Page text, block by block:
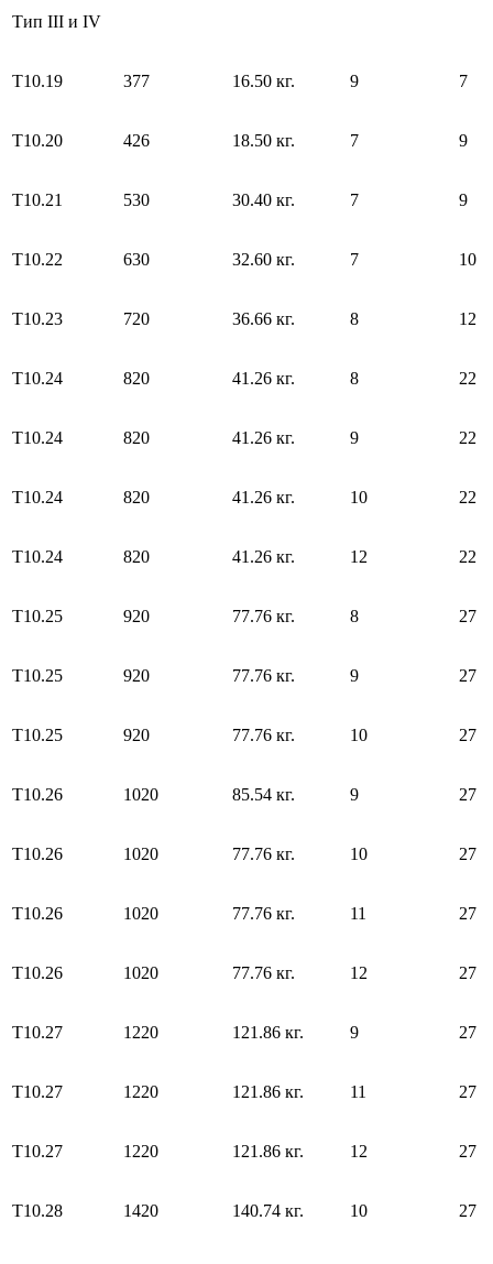
Тип III и IV
Т10.19 377 16.50 кг. 9 7
Т10.20 426 18.50 кг. 7 9
Т10.21 530 30.40 кг. 7 9
Т10.22 630 32.60 кг. 7 10
Т10.23 720 36.66 кг. 8 12
Т10.24 820 41.26 кг. 8 22
Т10.24 820 41.26 кг. 9 22
Т10.24 820 41.26 кг. 10 22
Т10.24 820 41.26 кг. 12 22
Т10.25 920 77.76 кг. 8 27
Т10.25 920 77.76 кг. 9 27
Т10.25 920 77.76 кг. 10 27
Т10.26 1020 85.54 кг. 9 27
Т10.26 1020 77.76 кг. 10 27
Т10.26 1020 77.76 кг. 11 27
Т10.26 1020 77.76 кг. 12 27
Т10.27 1220 121.86 кг. 9 27
Т10.27 1220 121.86 кг. 11 27
Т10.27 1220 121.86 кг. 12 27
Т10.28 1420 140.74 кг. 10 27